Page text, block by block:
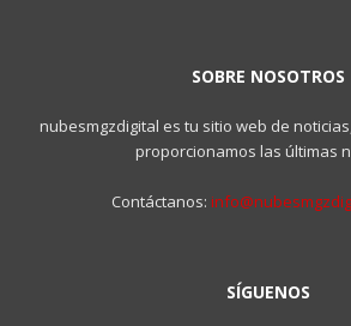
SOBRE NOSOTROS
nubesmgzdigital es tu sitio web de
proporcionamos las últimas
Contáctanos:
SÍGUENOS